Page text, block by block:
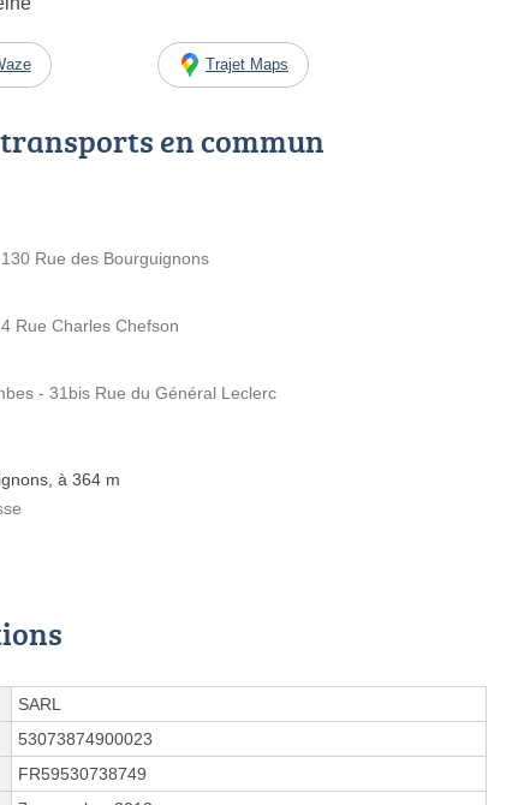
Trajet Maps
en commun
Rue des Bourguignons
Rue Charles Chefson
- 31bis Rue du Général Leclerc
à 364 m
SARL
53073874900023
FR59530738749